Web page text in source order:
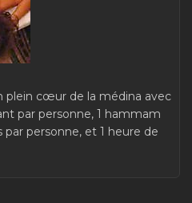
plein cœur de la médina avec
par personne, 1 hammam
personne, et 1 heure de